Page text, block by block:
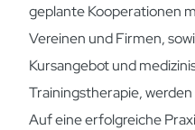
geplante Kooperationen
Vereinen und Firmen,
Kursangebot und
Trainingstherapie,
Auf eine erfolgreiche